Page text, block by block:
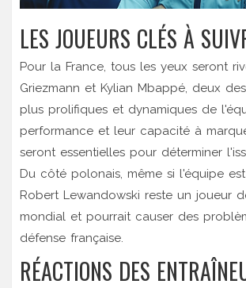
LES JOUEURS CLÉS À
Pour la France, tous les yeux seront
Griezmann et Kylian Mbappé, deux
plus prolifiques et dynamiques de
performance et leur capacité à
seront essentielles pour déterminer
Du côté polonais, même si l'équipe
Robert Lewandowski reste un joueur
mondial et pourrait causer des
défense française.
RÉACTIONS DES